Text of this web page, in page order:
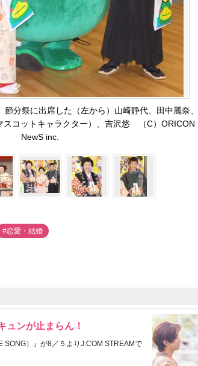
分祭に出席した（左から）山崎静代、田中麗奈、
スコットキャラクター）、吉沢悠 （C）ORICON
NewS inc.
#恋愛・結婚
ュンが止まらん！
SONG）』が8／５よりJ:COM STREAMで